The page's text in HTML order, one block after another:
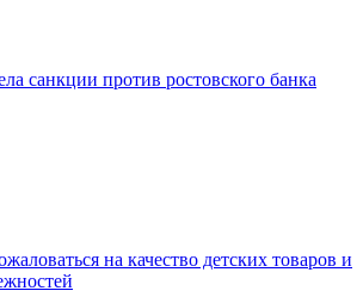
санкции против ростовского банка
на качество детских товаров и